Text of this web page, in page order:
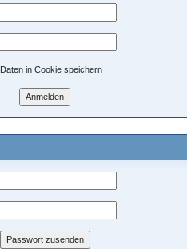
Daten in Cookie speichern